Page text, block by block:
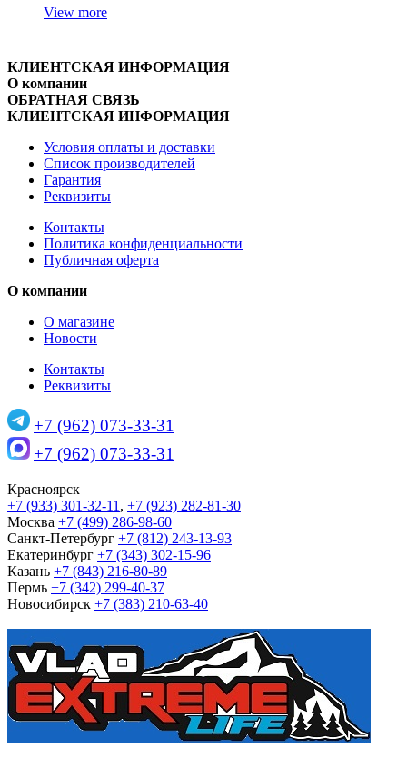
View more
КЛИЕНТСКАЯ ИНФОРМАЦИЯ
О компании
ОБРАТНАЯ СВЯЗЬ
КЛИЕНТСКАЯ ИНФОРМАЦИЯ
Условия оплаты и доставки
Список производителей
Гарантия
Реквизиты
Контакты
Политика конфиденциальности
Публичная оферта
О компании
О магазине
Новости
Контакты
Реквизиты
+7 (962) 073-33-31
+7 (962) 073-33-31
Красноярск
+7 (933) 301-32-11 , +7 (923) 282-81-30
Москва +7 (499) 286-98-60
Санкт-Петербург +7 (812) 243-13-93
Екатеринбург +7 (343) 302-15-96
Казань +7 (843) 216-80-89
Пермь +7 (342) 299-40-37
Новосибирск +7 (383) 210-63-40